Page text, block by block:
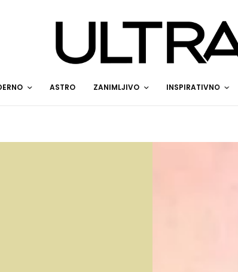
ASTRO ZANIMLJIVO INSPIRATIVNO